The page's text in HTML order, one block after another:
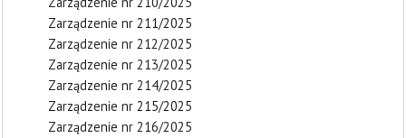
Zarządzenie nr 211/2025
Zarządzenie nr 212/2025
Zarządzenie nr 213/2025
Zarządzenie nr 214/2025
Zarządzenie nr 215/2025
Zarządzenie nr 216/2025